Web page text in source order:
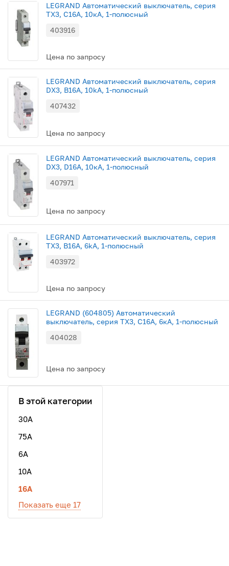
LEGRAND Автоматический выключатель, серия
TX3, C16A, 10кА, 1-полюсный
403916
Цена по запросу
LEGRAND Автоматический выключатель, серия
DX3, B16A, 10kA, 1-полюсный
407432
Цена по запросу
LEGRAND Автоматический выключатель, серия
DX3, D16A, 10кА, 1-полюсный
407971
Цена по запросу
LEGRAND Автоматический выключатель, серия
TX3, В16A, 6kA, 1-полюсный
403972
Цена по запросу
LEGRAND (604805) Автоматический
выключатель, серия TX3, С16A, 6кА, 1-полюсный
404028
Цена по запросу
В этой категории
30A
75A
6А
10А
16А
Показать еще 17